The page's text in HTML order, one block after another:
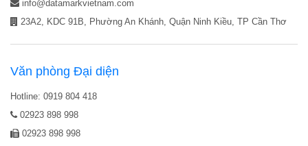
info@datamarkvietnam.com
23A2, KDC 91B, Phường An Khánh, Quận Ninh Kiều, TP Cần Thơ
Văn phòng Đại diện
Hotline: 0919 804 418
02923 898 998
02923 898 998